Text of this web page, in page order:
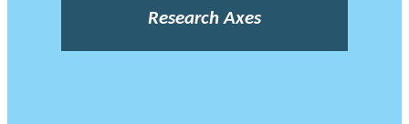
Research Axes